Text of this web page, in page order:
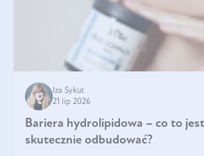
Iza Sykut
21 lip 2026
Bariera hydrolipidowa – co to
skutecznie odbudować?